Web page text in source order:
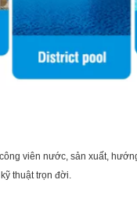
viên nước, sản xuất,
thuật trọn đời.